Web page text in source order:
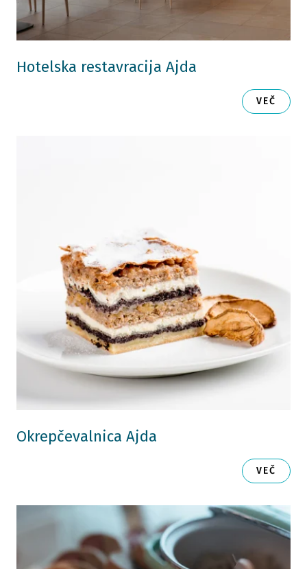
Hotelska restavracija Ajda
VEČ
Okrepčevalnica Ajda
VEČ